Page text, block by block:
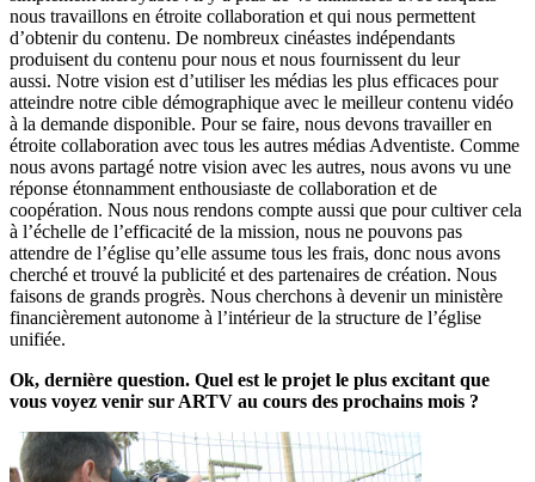
nous travaillons en étroite collaboration et qui nous permettent
d’obtenir du contenu. De nombreux cinéastes indépendants
produisent du contenu pour nous et nous fournissent du leur
aussi. Notre vision est d’utiliser les médias les plus efficaces pour
atteindre notre cible démographique avec le meilleur contenu vidéo
à la demande disponible. Pour se faire, nous devons travailler en
étroite collaboration avec tous les autres médias Adventiste. Comme
nous avons partagé notre vision avec les autres, nous avons vu une
réponse étonnamment enthousiaste de collaboration et de
coopération. Nous nous rendons compte aussi que pour cultiver cela
à l’échelle de l’efficacité de la mission, nous ne pouvons pas
attendre de l’église qu’elle assume tous les frais, donc nous avons
cherché et trouvé la publicité et des partenaires de création. Nous
faisons de grands progrès. Nous cherchons à devenir un ministère
financièrement autonome à l’intérieur de la structure de l’église
unifiée.
Ok, dernière question. Quel est le projet le plus excitant que
vous voyez venir sur ARTV au cours des prochains mois ?